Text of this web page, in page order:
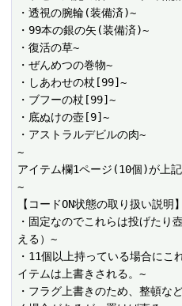
・透視の腕輪(装備済)~
・99本の銀の矢(装備済)~
・復活の草~
・ぜんめつの巻物~
・しあわせの杖[99]~
・ブフーの杖[99]~
・底ぬけの壺[9]~
・アストラルデビルの肉~
~
アイテム欄1ページ(10個)が上
~
【コードON状態の取り扱い説明
・固定なのでこれらは投げたり
える）~
・11個以上持っている場合にこ
イテムは上書きされる。~
・フラグ上書きのため、整頓な